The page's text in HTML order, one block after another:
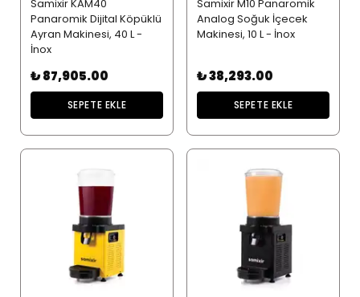
Samixir KAM40
Panaromik Dijital Köpüklü
Ayran Makinesi, 40 L -
İnox
₺ 87,905.00
SEPETE EKLE
Samixir M10 Panaromik
Analog Soğuk İçecek
Makinesi, 10 L - İnox
₺ 38,293.00
SEPETE EKLE